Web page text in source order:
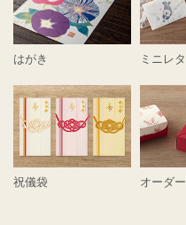
はがき ミニレ
祝儀袋 オーダ